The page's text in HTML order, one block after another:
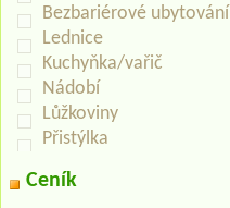
Bezbariérové ubytování
Lednice
Kuchyňka/vařič
Nádobí
Lůžkoviny
Přistýlka
Ceník